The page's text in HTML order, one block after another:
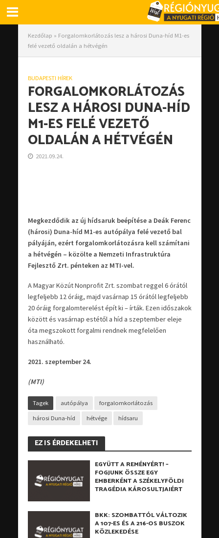
Kezdőlap » Forgalomkorlátozás lesz a hárosi Duna-híd M1-es
felé vezető oldalán a hétvégén
BUDAPESTI HÍREK
FORGALOMKORLÁTOZÁS
LESZ A HÁROSI DUNA-HÍD
M1-ES FELÉ VEZETŐ
OLDALÁN A HÉTVÉGÉN
2021.09.24.
Megkezdődik az új hídsaruk beépítése a Deák Ferenc
(hárosi) Duna-híd M1-es autópálya felé vezető bal
pályáján, ezért forgalomkorlátozásra kell számítani
a hétvégén – közölte a Nemzeti Infrastruktúra
Fejlesztő Zrt. pénteken az MTI-vel.
A Magyar Közút Nonprofit Zrt. szombat reggel 6 órától
legfeljebb 12 óráig, majd vasárnap 15 órától legfeljebb
20 óráig forgalomterelést épít ki – írták. Ezen időszakok
között és vasárnap estétől a híd a szeptember eleje
óta megszokott forgalmi rendnek megfelelően
használható.
2021. szeptember 24.
(MTI)
Tagek autópálya forgalomkorlátozás
hárosi Duna-híd hétvége hídsaru
EZ IS ÉRDEKELHETI
EGYÜTT A REMÉNYÉRT! –
FOGJUNK ÖSSZE EGY
EMBERKÉNT A SZÉKELYFÖLDI
TRAGÉDIA KÁROSULTJAIÉRT
BKK: SZOMBATTÓL VÁLTOZIK
A 107-ES ÉS A 216-OS BUSZOK
KÖZLEKEDÉSE